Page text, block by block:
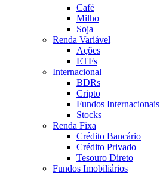
Café
Milho
Soja
Renda Variável
Ações
ETFs
Internacional
BDRs
Cripto
Fundos Internacionais
Stocks
Renda Fixa
Crédito Bancário
Crédito Privado
Tesouro Direto
Fundos Imobiliários